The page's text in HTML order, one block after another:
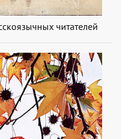
читателей